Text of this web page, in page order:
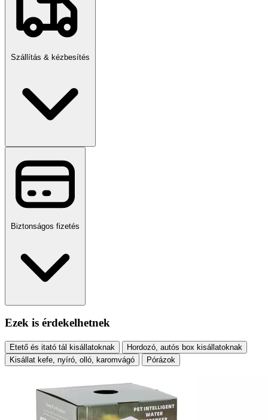
Szállítás & kézbesítés
Biztonságos fizetés
Ezek is érdekelhetnek
Etető és itató tál kisállatoknak
Hordozó, autós box kisállatoknak
Kisállat kefe, nyíró, olló, karomvágó
Pórázok